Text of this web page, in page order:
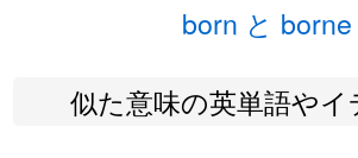
born と borne
似た意味の英単語やイ